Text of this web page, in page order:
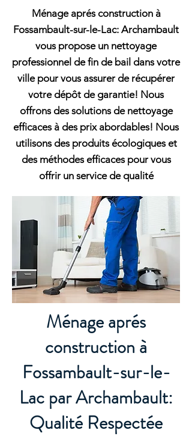
Ménage aprés construction à
Fossambault-sur-le-Lac: Archambault
vous propose un nettoyage
professionnel de fin de bail dans votre
ville pour vous assurer de récupérer
votre dépôt de garantie! Nous
offrons des solutions de nettoyage
efficaces à des prix abordables! Nous
utilisons des produits écologiques et
des méthodes efficaces pour vous
offrir un service de qualité
Ménage aprés
construction à
Fossambault-sur-le-
Lac par Archambault:
Qualité Respectée